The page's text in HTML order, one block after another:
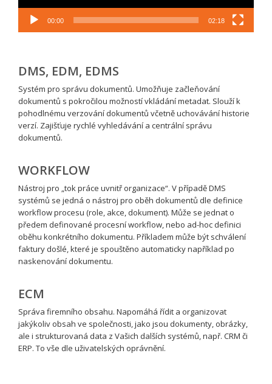
00:00 02:18
DMS, EDM, EDMS
Systém pro správu dokumentů. Umožňuje začleňování
dokumentů s pokročilou možností vkládání metadat. Slouží k
pohodlnému verzování dokumentů včetně uchovávání historie
verzí. Zajišťuje rychlé vyhledávání a centrální správu
dokumentů.
WORKFLOW
Nástroj pro „tok práce uvnitř organizace“. V případě DMS
systémů se jedná o nástroj pro oběh dokumentů dle definice
workflow procesu (role, akce, dokument). Může se jednat o
předem definované procesní workflow, nebo ad-hoc definici
oběhu konkrétního dokumentu. Příkladem může být schválení
faktury došlé, které je spouštěno automaticky například po
naskenování dokumentu.
ECM
Správa firemního obsahu. Napomáhá řídit a organizovat
jakýkoliv obsah ve společnosti, jako jsou dokumenty, obrázky,
ale i strukturovaná data z Vašich dalších systémů, např. CRM či
ERP. To vše dle uživatelských oprávnění.